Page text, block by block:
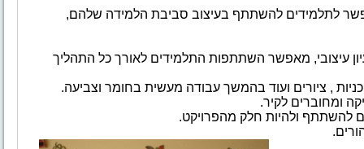
לתלמידים להשתתף בעיצוב סביבת הלמידה שלהם,
עיצובי, מאפשר השתתפות התלמידים לאורך כל התהליך
, ציורים ועוד בהמשך עבודה מעשית בחומר וצביעה.
ומחוברים לקיר.
להשתתף ולהיות חלק מהפרויקט.